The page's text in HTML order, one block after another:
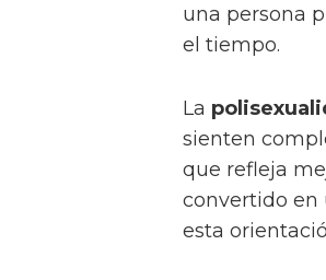
una persona
el tiempo.
La
sienten
que refleja
convertido en
esta